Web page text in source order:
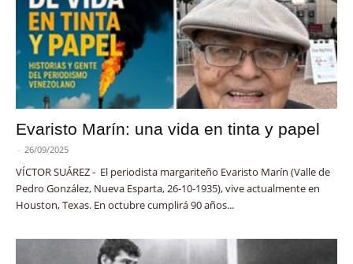
Evaristo Marín: una vida en tinta y papel
- 26/09/2025
VÍCTOR SUÁREZ - El periodista margariteño Evaristo Marín (Valle de
Pedro González, Nueva Esparta, 26-10-1935), vive actualmente en
Houston, Texas. En octubre cumplirá 90 años...